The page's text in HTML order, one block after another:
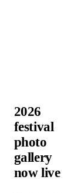
2026
festival
photo
gallery
now live